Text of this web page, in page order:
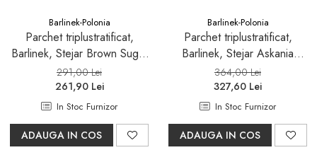
Barlinek-Polonia
Parchet triplustratificat,
Barlinek, Stejar Brown Sugar
Herringbone 130
291,00 Lei
261,90 Lei
In Stoc Furnizor
ADAUGA IN COS
Barlinek-Polonia
Parchet triplustratificat,
Barlinek, Stejar Askania
Grande
364,00 Lei
327,60 Lei
In Stoc Furnizor
ADAUGA IN COS